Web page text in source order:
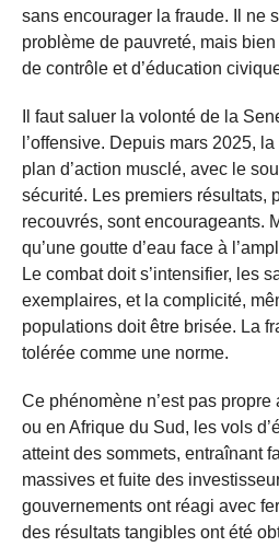
sans encourager la fraude. Il ne
problème de pauvreté, mais
de contrôle et d’éducation
Il faut saluer la volonté de la
l’offensive. Depuis mars 2025,
plan d’action musclé, avec le
sécurité. Les premiers résultats,
recouvrés, sont encourageants.
qu’une goutte d’eau face à
Le combat doit s’intensifier, les
exemplaires, et la complicité,
populations doit être brisée. La
tolérée comme une norme.
Ce phénomène n’est pas
ou en Afrique du Sud, les vols
atteint des sommets, entraînant
massives et fuite des
gouvernements ont réagi avec
des résultats tangibles ont été